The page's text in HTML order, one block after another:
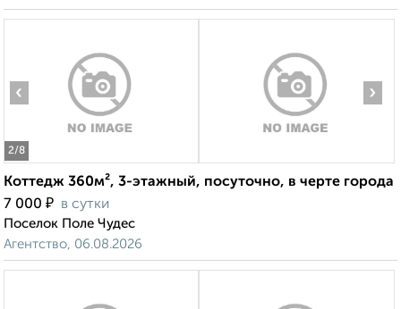
2/8
‹ ›
Коттедж 360м², 3-этажный, посуточно, в черте города
7 000 ₽ в сутки
Поселок Поле Чудес
Агентство, 06.08.2026